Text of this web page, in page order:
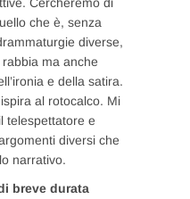
che è, senza
diverse,
ma anche
e della satira.
al rotocalco. Mi
telespettatore e
diversi che
narrativo.
breve durata